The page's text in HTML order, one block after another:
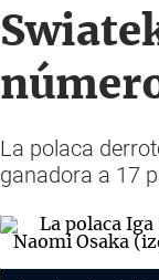
La polaca
ganadora a 17